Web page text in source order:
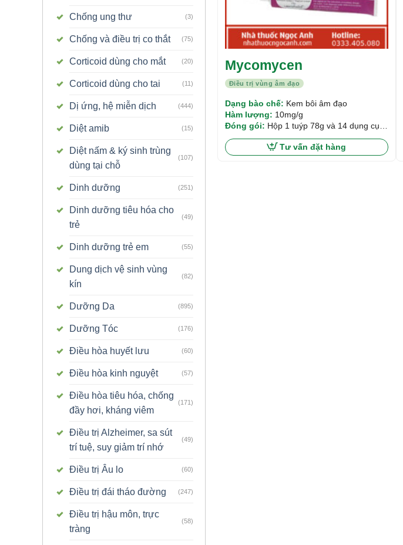
Chống ung thư (3)
Chống và điều trị co thắt (75)
Corticoid dùng cho mắt (20)
Corticoid dùng cho tai (11)
Dị ứng, hệ miễn dịch (444)
Diệt amib (15)
Diệt nấm & ký sinh trùng
dùng tại chỗ
(107)
Dinh dưỡng (251)
Dinh dưỡng tiêu hóa cho
trẻ
(49)
Dinh dưỡng trẻ em (55)
Dung dịch vệ sinh vùng
kín
(82)
Dưỡng Da (895)
Dưỡng Tóc (176)
Điều hòa huyết lưu (60)
Điều hòa kinh nguyệt (57)
Điều hòa tiêu hóa, chống
đầy hơi, kháng viêm
(171)
Điều trị Alzheimer, sa sút
trí tuệ, suy giảm trí nhớ
(49)
Điều trị Âu lo (60)
Điều trị đái tháo đường (247)
Điều trị hậu môn, trực
tràng
(58)
Điều trị vùng âm đạo
Mycomycen
Dạng bào chế: Kem bôi âm đạo
Hàm lượng: 10mg/g
Đóng gói: Hộp 1 tuýp 78g và 14 dụng cụ
bôi
Tư vấn đặt hàng